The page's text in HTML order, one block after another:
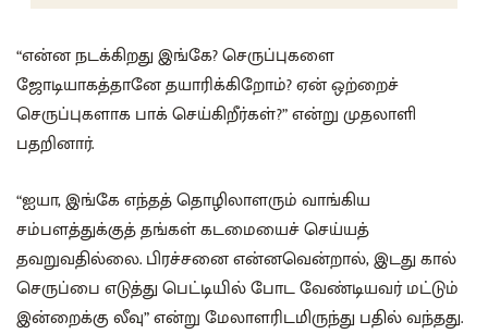
“என்ன நடக்கிறது இங்கே? செருப்புகளை
ஜோடியாகத்தானே தயாரிக்கிறோம்? ஏன் ஒற்றைச்
செருப்புகளாக பாக் செய்கிறீர்கள்?” என்று முதலாளி
பதறினார்.
“ஐயா, இங்கே எந்தத் தொழிலாளரும் வாங்கிய
சம்பளத்துக்குத் தங்கள் கடமையைச் செய்யத்
தவறுவதில்லை. பிரச்சனை என்னவென்றால், இடது கால்
செருப்பை எடுத்து பெட்டியில் போட வேண்டியவர் மட்டும்
இன்றைக்கு லீவு” என்று மேலாளரிடமிருந்து பதில் வந்தது.